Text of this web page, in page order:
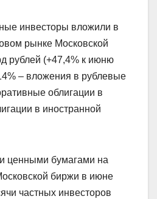
инвесторы вложили в
рынке Московской
рублей (+47,4% к июню
– вложения в рублевые
облигации в
в иностранной
ценными бумагами на
биржи в июне
частных инвесторов